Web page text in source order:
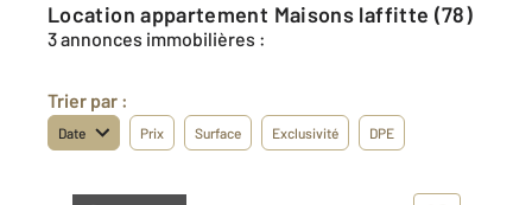
Location appartement Maisons laffitte (78)
3 annonces immobilières :
Trier par :
Date Prix Surface Exclusivité DPE